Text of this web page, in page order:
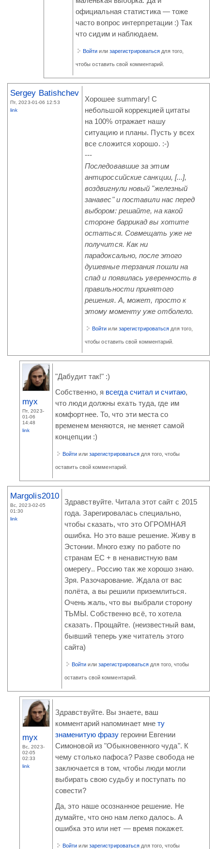
официальная статистика — тоже
часто вопрос интерпретации :) Так
что сидим и наблюдаем.
Войти или зарегистрироваться для того,
чтобы оставить свой комментарий.
Sergey Batishchev
Пт, 2023-01-06 12:53
link
Хорошее summary! С
небольшой коррекцией цитаты
на 100% отражает нашу
ситуацию и планы. Пусть у всех
все сложится хорошо. :-)
---
Последовавшие за этим
антироссийские санкции, [...],
воздвигнули новый "железный
занавес" и поставили нас перед
выбором: решайте, на какой
стороне баррикад вы хотите
остаться. Совмещать уже не
получится. Как ни
парадоксально, после этого
душевные терзания пошли на
спад и появилась уверенность в
правильности принятого
решения. А, может, просто к
этому моменту уже отболело.
Войти или зарегистрироваться для того,
чтобы оставить свой комментарий.
myx
Пт, 2023-
01-06
14:48
link
"Дабудит так!" :)
Собственно, я всегда считал и считаю,
что люди должны ехать туда, где им
комфортнее. То, что эти места со
временем меняются, не меняет самой
концепции :)
Войти или зарегистрироваться для того, чтобы
оставить свой комментарий.
Margolis2010
Вс, 2023-02-05
01:30
link
Здравствуйте. Читала этот сайт с 2015
года. Зарегировалась специально,
чтобы сказать, что это ОГРОМНАЯ
ошибка. Но это ваше решение. Живу в
Эстонии. Много езжу по работе по
странам ЕС + в ненавистную вам
омерегу.. Россию так же хорошо знаю.
Зря. Разочарование. Ждала от вас
полёта, а вы решили приземлиться.
Очень жаль, что вы выбрали сторону
ТЬМЫ. Собственно всё, то хотела
сказать. Прощайте. (неизвестный вам,
бывший теперь уже читатель этого
сайта)
Войти или зарегистрироваться для того, чтобы
оставить свой комментарий.
myx
Вс, 2023-
02-05
02:33
link
Здравствуйте. Вы знаете, ваш
комментарий напоминает мнету
знаменитую фразу героини Евгении
Симоновой из "Обыкновенного чуда". К
чему столько пафоса? Разве свобода не
заключается в том, чтобы люди могли
выбирать свою судьбу и поступать по
совести?
Да, это наше осознанное решение. Не
думайте, что оно нам легко далось. А
ошибка это или нет — время покажет.
Войти или зарегистрироваться для того, чтобы